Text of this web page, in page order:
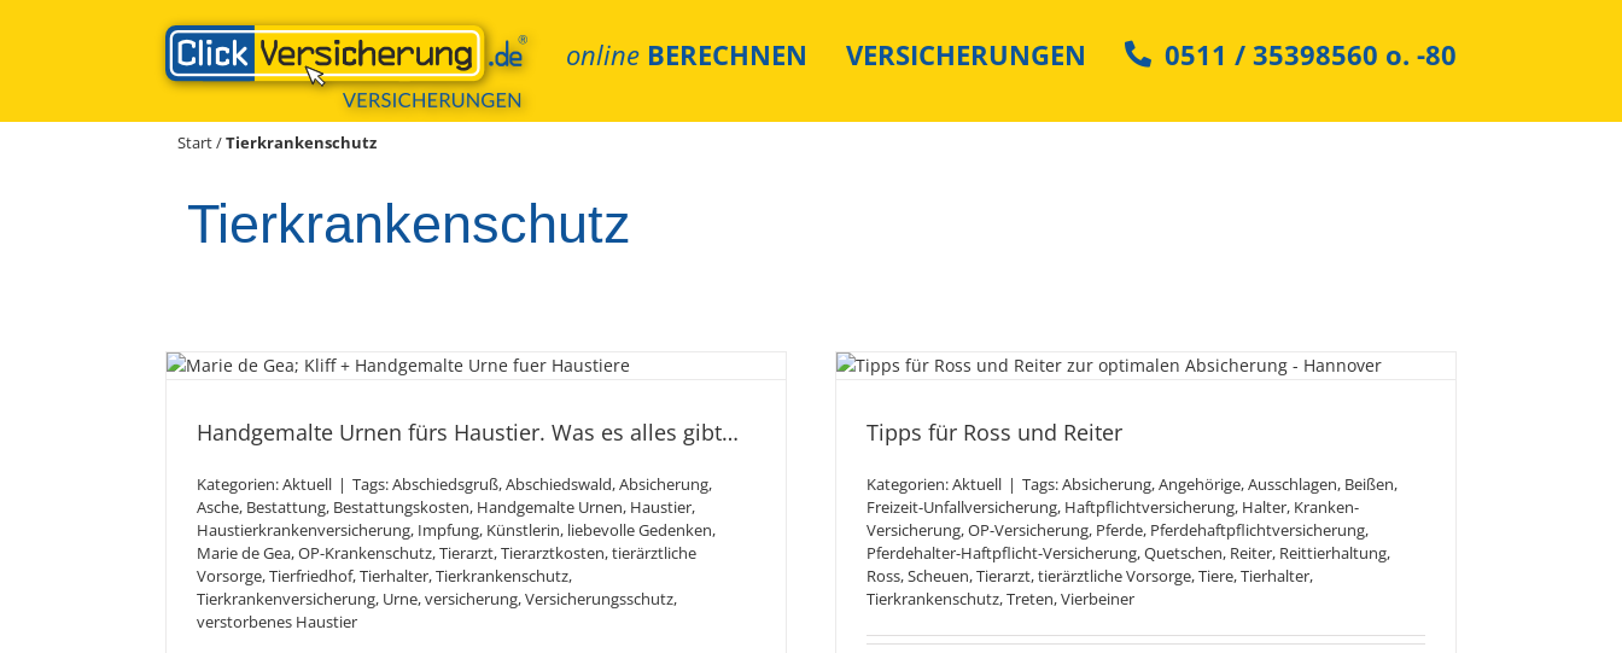
online BERECHNEN VERSICHERUNGEN 0511 / 35398560 o. -80
Start/Tierkrankenschutz
Tierkrankenschutz
Handgemalte Urnen fürs Haustier.
Was es alles gibt…
Handgemalte Urnen fürs Haustier. Was es alles gibt…
Kategorien:Aktuell | Tags:Abschiedsgruß,Abschiedswald,Absicherung,
Asche, Bestattung, Bestattungskosten, Handgemalte Urnen, Haustier,
Haustierkrankenversicherung, Impfung, Künstlerin, liebevolle Gedenken,
Marie de Gea,OP-Krankenschutz,Tierarzt,Tierarztkosten,tierärztliche
Vorsorge,Tierfriedhof,Tierhalter,Tierkrankenschutz,
Tierkrankenversicherung, Urne,versicherung,Versicherungsschutz,
verstorbenes Haustier
Tipps für Ross und Reiter
Kategorien:Aktuell | Tags:Absicherung,Angehörige,Ausschlagen, Beißen,
Freizeit-Unfallversicherung, Haftpflichtversicherung, Halter, Kranken-
Versicherung,OP-Versicherung, Pferde, Pferdehaftpflichtversicherung,
Pferdehalter-Haftpflicht-Versicherung,Quetschen, Reiter, Reittierhaltung,
Ross,Scheuen,Tierarzt,tierärztliche Vorsorge,Tiere,Tierhalter,
Tierkrankenschutz,Treten,Vierbeiner